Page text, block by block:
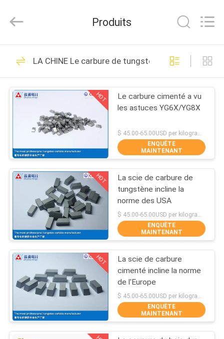
MAISON
PRODUITS
SUJET
DE
NOUS
VISITE
D'USINE
CONTRÔLE
DE
QUALITÉ
CONTACTEZ-
NOUS
Cemented
Carbide
All
Reserved.
le carbure de
tungstène meurent
166
Bandes de carbure
de tungstène
93
Plat de carbure de
tungstène
81
Produits
LA CHINE Le carbure de tungstène a vu des
HOT
Le carbure cimenté a vu
les astuces YG6X/YG8X
$ 45.00-65.00USD per kilogram MOQ:10Kg
ENQUÊTE
MAINTENANT
HOT
La scie de carbure de
tungstène incline la
norme des USA
ENQUÊTE
MAINTENANT
HOT
La scie de carbure
cimenté incline la norme
de l'Europe
ENQUÊTE
MAINTENANT